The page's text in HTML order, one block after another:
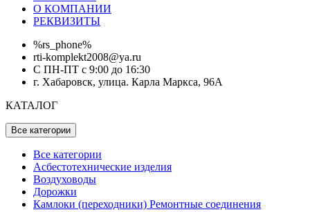
О КОМПАНИИ
РЕКВИЗИТЫ
%rs_phone%
rti-komplekt2008@ya.ru
С ПН-ПТ с 9:00 до 16:30
г. Хабаровск, улица. Карла Маркса, 96А
КАТАЛОГ
Все категории
Все категории
Асбестотехнические изделия
Воздуховоды
Дорожки
Камлоки (переходники) Ремонтные соединения